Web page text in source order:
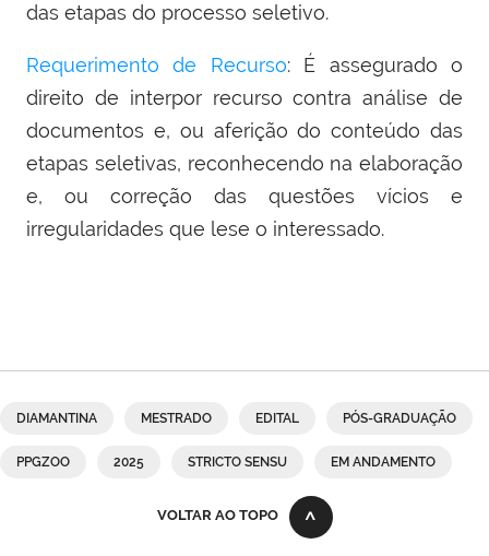
das etapas do processo seletivo.
Requerimento de Recurso: É assegurado o
direito de interpor recurso contra análise de
documentos e, ou aferição do conteúdo das
etapas seletivas, reconhecendo na elaboração
e, ou correção das questões vícios e
irregularidades que lese o interessado.
DIAMANTINA MESTRADO EDITAL PÓS-GRADUAÇÃO
PPGZOO 2025 STRICTO SENSU EM ANDAMENTO
VOLTAR AO TOPO